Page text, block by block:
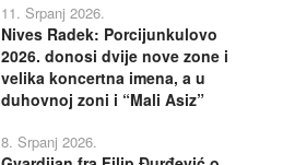
11. Srpanj 2026.
Nives Radek: Porcijunkulovo
2026. donosi dvije nove zone i
velika koncertna imena, a u
duhovnoj zoni i “Mali Asiz”
8. Srpanj 2026.